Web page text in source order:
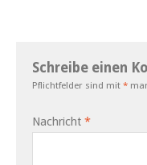
Schreibe einen
Pflichtfelder sind mit *
Nachricht *